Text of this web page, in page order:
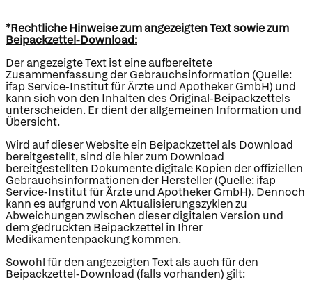
*Rechtliche Hinweise zum angezeigten Text sowie zum
Beipackzettel-Download:
Der angezeigte Text ist eine aufbereitete
Zusammenfassung der Gebrauchsinformation (Quelle:
ifap Service-Institut für Ärzte und Apotheker GmbH) und
kann sich von den Inhalten des Original-Beipackzettels
unterscheiden. Er dient der allgemeinen Information und
Übersicht.
Wird auf dieser Website ein Beipackzettel als Download
bereitgestellt, sind die hier zum Download
bereitgestellten Dokumente digitale Kopien der offiziellen
Gebrauchsinformationen der Hersteller (Quelle: ifap
Service-Institut für Ärzte und Apotheker GmbH). Dennoch
kann es aufgrund von Aktualisierungszyklen zu
Abweichungen zwischen dieser digitalen Version und
dem gedruckten Beipackzettel in Ihrer
Medikamentenpackung kommen.
Sowohl für den angezeigten Text als auch für den
Beipackzettel-Download (falls vorhanden) gilt: